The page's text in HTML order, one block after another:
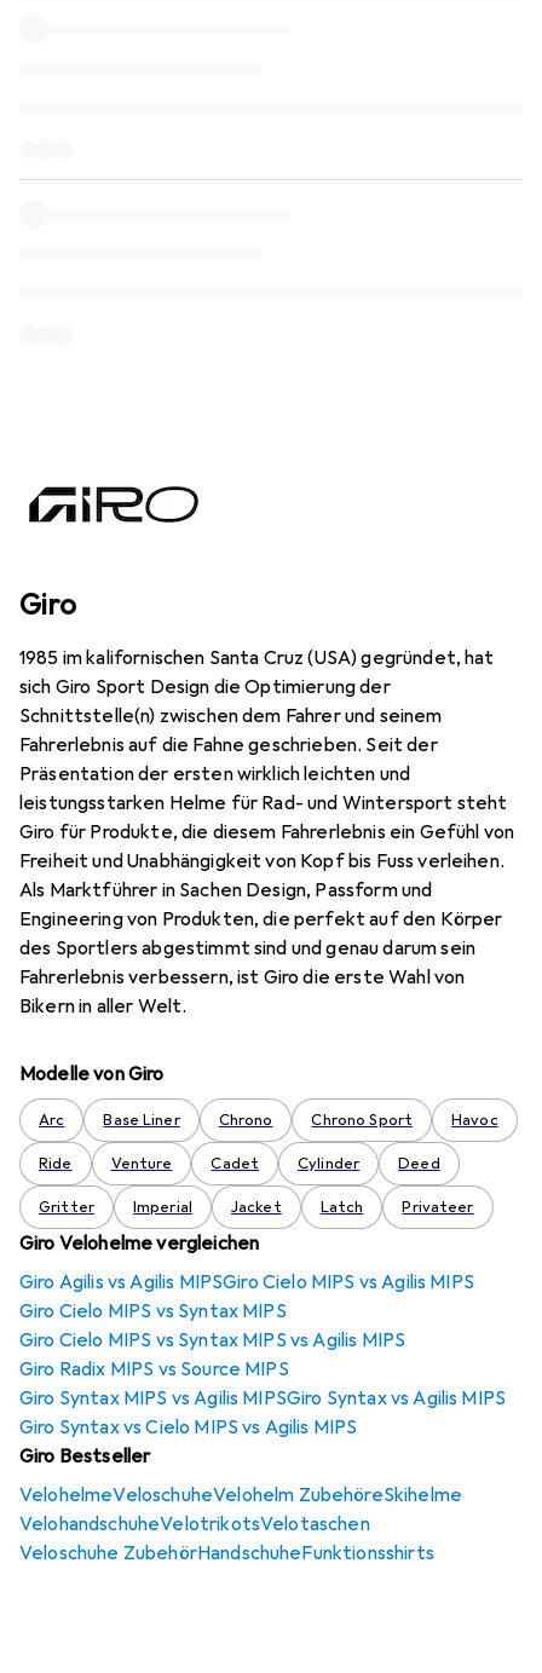
Giro
1985 im kalifornischen Santa Cruz (USA) gegründet, hat
sich Giro Sport Design die Optimierung der
Schnittstelle(n) zwischen dem Fahrer und seinem
Fahrerlebnis auf die Fahne geschrieben. Seit der
Präsentation der ersten wirklich leichten und
leistungsstarken Helme für Rad- und Wintersport steht
Giro für Produkte, die diesem Fahrerlebnis ein Gefühl von
Freiheit und Unabhängigkeit von Kopf bis Fuss verleihen.
Als Marktführer in Sachen Design, Passform und
Engineering von Produkten, die perfekt auf den Körper
des Sportlers abgestimmt sind und genau darum sein
Fahrerlebnis verbessern, ist Giro die erste Wahl von
Bikern in aller Welt.
Modelle von Giro
Arc Base Liner Chrono Chrono Sport Havoc
Ride Venture Cadet Cylinder Deed
Gritter Imperial Jacket Latch Privateer
Giro Velohelme vergleichen
Giro Agilis vs Agilis MIPSGiro Cielo MIPS vs Agilis MIPS
Giro Cielo MIPS vs Syntax MIPS
Giro Cielo MIPS vs Syntax MIPS vs Agilis MIPS
Giro Radix MIPS vs Source MIPS
Giro Syntax MIPS vs Agilis MIPSGiro Syntax vs Agilis MIPS
Giro Syntax vs Cielo MIPS vs Agilis MIPS
Giro Bestseller
VelohelmeVeloschuheVelohelm ZubehöreSkihelme
VelohandschuheVelotrikotsVelotaschen
Veloschuhe ZubehörHandschuheFunktionsshirts